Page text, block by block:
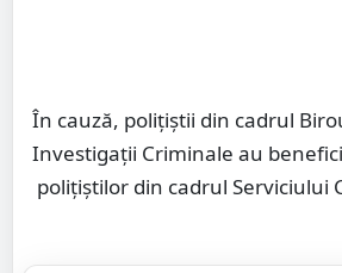
În cauză, polițiștii din cadrul
Investigații Criminale au
polițiștilor din cadrul Serviciului